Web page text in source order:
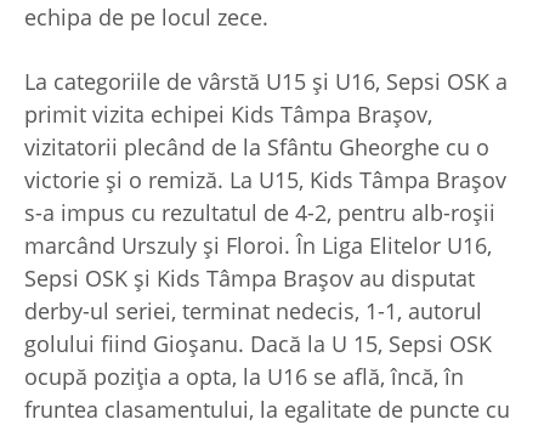
echipa de pe locul zece.
La categoriile de vârstă U15 și U16, Sepsi OSK a
primit vizita echipei Kids Tâmpa Brașov,
vizitatorii plecând de la Sfântu Gheorghe cu o
victorie și o remiză. La U15, Kids Tâmpa Brașov
s-a impus cu rezultatul de 4-2, pentru alb-roșii
marcând Urszuly și Floroi. În Liga Elitelor U16,
Sepsi OSK și Kids Tâmpa Brașov au disputat
derby-ul seriei, terminat nedecis, 1-1, autorul
golului fiind Gioșanu. Dacă la U 15, Sepsi OSK
ocupă poziția a opta, la U16 se află, încă, în
fruntea clasamentului, la egalitate de puncte cu